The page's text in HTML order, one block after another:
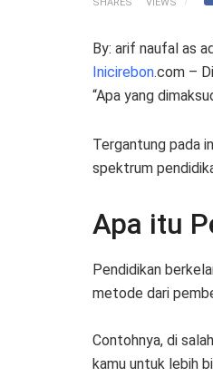
By: arif naufal as
Inicirebon.com –
“Apa yang
Tergantung pada
spektrum
Apa itu
Pendidikan
metode dari
Contohnya, di
kamu untuk lebih